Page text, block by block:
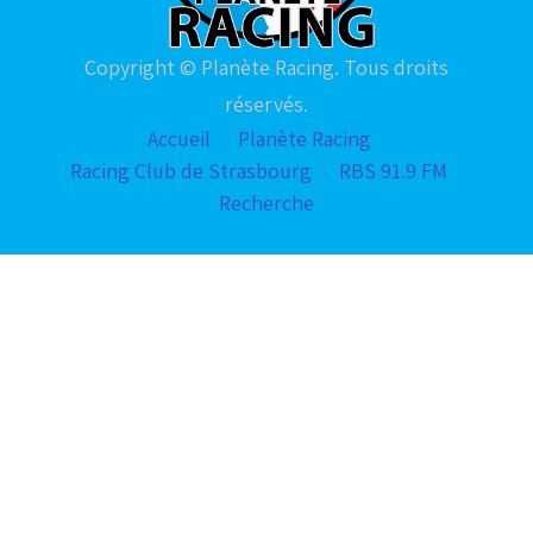
Copyright © Planète Racing. Tous droits
réservés.
Accueil
Planète Racing
Racing Club de Strasbourg
RBS 91.9 FM
Recherche